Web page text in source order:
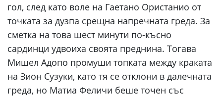
гол, след като воле на Гаетано Ористанио от
точката за дузпа срещна напречната греда. За
сметка на това шест минути по-късно
сардинци удвоиха своята преднина. Тогава
Мишел Адопо промуши топката между краката
на Зион Сузуки, като тя се отклони в далечната
греда, но Матиа Феличи беше точен със